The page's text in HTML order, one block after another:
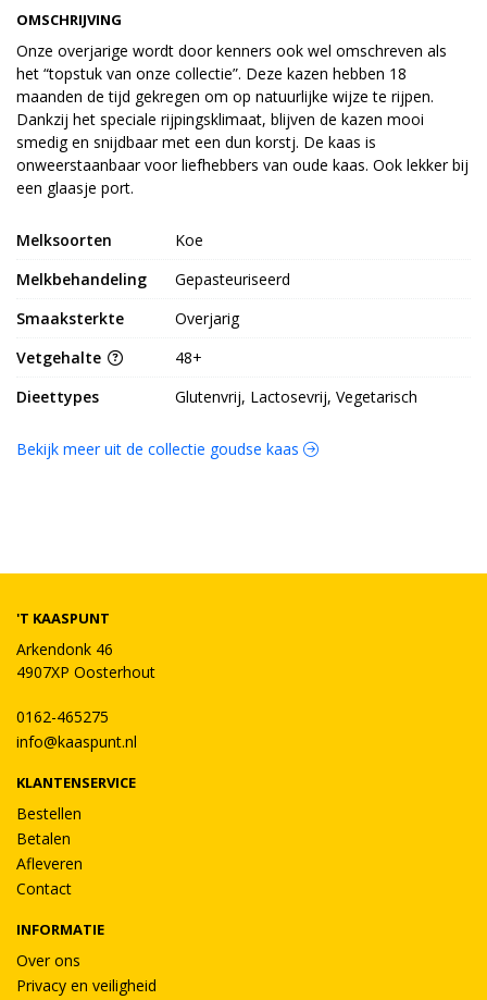
OMSCHRIJVING
Onze overjarige wordt door kenners ook wel omschreven als
het “topstuk van onze collectie”. Deze kazen hebben 18
maanden de tijd gekregen om op natuurlijke wijze te rijpen.
Dankzij het speciale rijpingsklimaat, blijven de kazen mooi
smedig en snijdbaar met een dun korstj. De kaas is
onweerstaanbaar voor liefhebbers van oude kaas. Ook lekker bij
een glaasje port.
Melksoorten
Koe
Melkbehandeling
Gepasteuriseerd
Smaaksterkte
Overjarig
Vetgehalte
48+
Dieettypes
Glutenvrij, Lactosevrij, Vegetarisch
Bekijk meer uit de collectie goudse kaas
'T KAASPUNT
Arkendonk 46
4907XP Oosterhout
0162-465275
info@kaaspunt.nl
KLANTENSERVICE
Bestellen
Betalen
Afleveren
Contact
INFORMATIE
Over ons
Privacy en veiligheid